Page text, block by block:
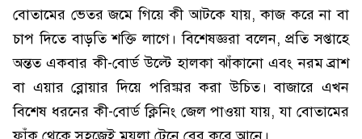
বোতামের ভেতর জমে গিয়ে কী আটকে যায়, কাজ করে না বা
চাপ দিতে বাড়তি শক্তি লাগে। বিশেষজ্ঞরা বলেন, প্রতি সপ্তাহে
অন্তত একবার কী-বোর্ড উল্টে হালকা ঝাঁকানো এবং নরম ব্রাশ
বা এয়ার ব্লোয়ার দিয়ে পরিষ্কার করা উচিত। বাজারে এখন
বিশেষ ধরনের কী-বোর্ড ক্লিনিং জেল পাওয়া যায়, যা বোতামের